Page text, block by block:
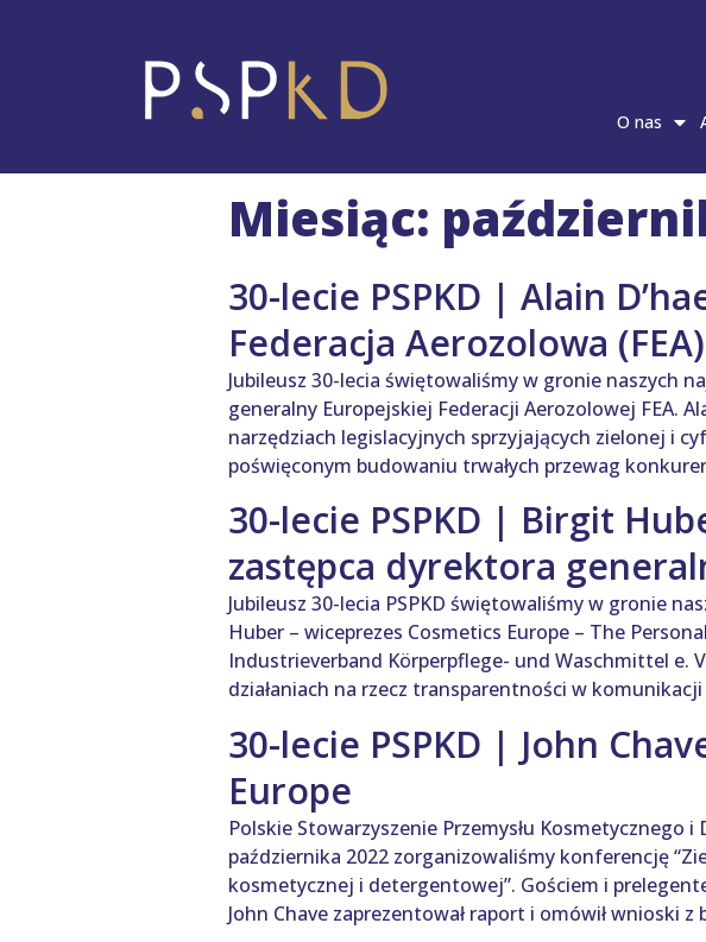
O nas
Miesiąc:
30-lecie PSPKD | Alain
Federacja Aerozolowa (FEA)
Jubileusz 30-lecia świętowaliśmy w gronie naszych
generalny Europejskiej Federacji Aerozolowej FEA.
narzędziach legislacyjnych sprzyjających zielonej i
poświęconym budowaniu trwałych przewag
30-lecie PSPKD | Birgit
zastępca dyrektora
Jubileusz 30-lecia PSPKD świętowaliśmy w gronie
Huber – wiceprezes Cosmetics Europe – The
Industrieverband Körperpflege- und Waschmittel e.
działaniach na rzecz transparentności w
30-lecie PSPKD | John
Europe
Polskie Stowarzyszenie Przemysłu
października 2022 zorganizowaliśmy konferencję
kosmetycznej i detergentowej”. Gościem i
John Chave zaprezentował raport i omówił wnioski z